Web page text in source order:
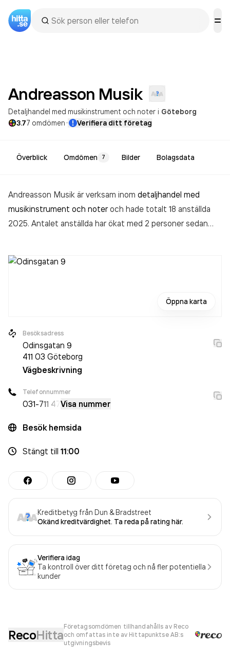
Andreasson Musik
Detaljhandel med musikinstrument och noter i Göteborg
3.77 omdömen· Verifiera ditt företag
Överblick Omdömen 7 Bilder Bolagsdata
Andreasson Musik är verksam inom detaljhandel med
musikinstrument och noteroch hade totalt 18 anställda
2025. Antalet anställda har ökat med 2 personer sedan
Musik omsatte 69 970 000,00 kr
Öppna karta
Besöksadress
Odinsgatan 9
411 03 Göteborg
Vägbeskrivning
Telefonnummer
031-711 47 Visa nummer
Besök hemsida
Stängt till 11:00
Kreditbetyg från Dun & Bradstreet
Okänd kreditvärdighet. Ta reda på rating här.
Verifiera idag
Ta kontroll över ditt företag och nå fler potentiella
kunder
RecoHitta
Företagsomdömen tillhandahålls av Reco
och omfattas inte av Hittapunktse AB:s
utgivningsbevis